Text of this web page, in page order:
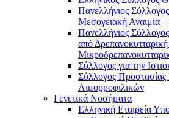
Πανελλήνιος
Μεσογειακή Αναιμία
Πανελλήνιος
από Δρεπανοκυτταρική
Σύλλογος για την
Σύλλογος
Αιμορροφιλικών
Γενετικά Νοσήματα
Ελληνική Εταιρεία